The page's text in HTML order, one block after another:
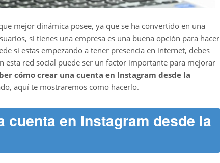
mejor dinámica posee, ya que se ha convertido en una
si tienes una empresa es una buena opción para hacer
si estas empezando a tener presencia en internet, debes
esta red social puede ser un factor importante para mejorar
cómo crear una cuenta en Instagram desde la
aquí te mostraremos como hacerlo.
cuenta en Instagram desde la